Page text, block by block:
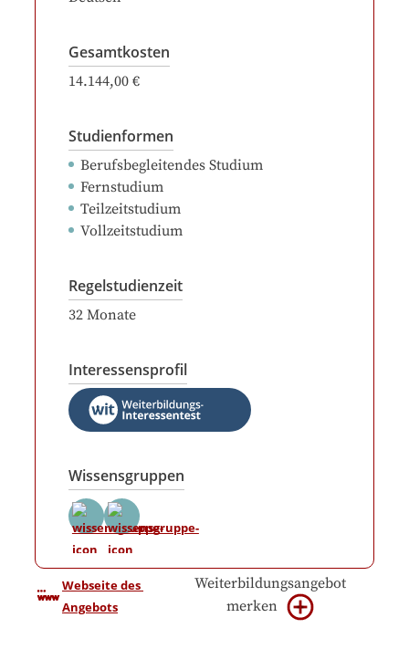
Gesamtkosten
14.144,00 €
Studienformen
Berufsbegleitendes Studium
Fernstudium
Teilzeitstudium
Vollzeitstudium
Regelstudienzeit
32 Monate
Interessensprofil
Wissensgruppen
Webseite des
Angebots
Weiterbildungsangebot
merken